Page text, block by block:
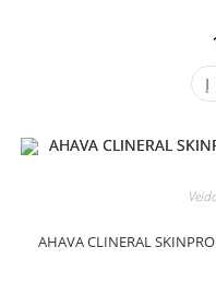
Į
AHAVA CLINERAL